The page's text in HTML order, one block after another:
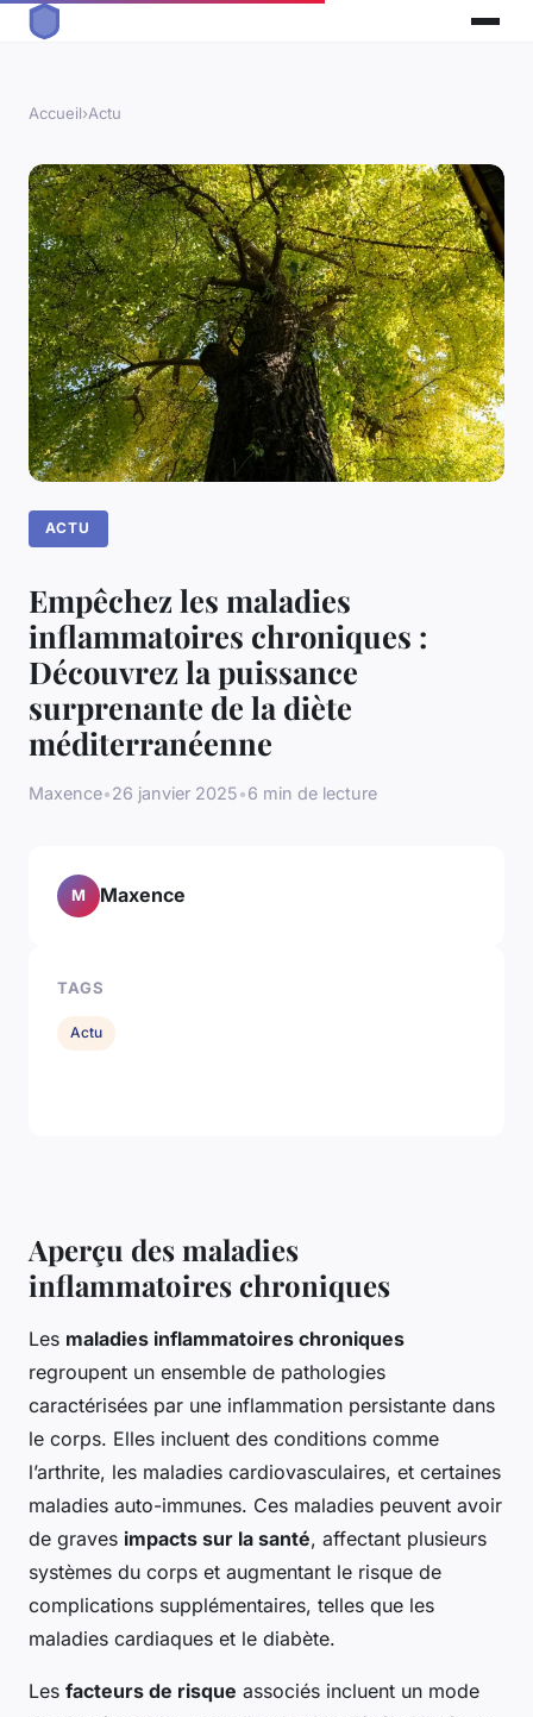
Accueil›Actu
ACTU
Empêchez les maladies
inflammatoires chroniques :
Découvrez la puissance
surprenante de la diète
méditerranéenne
Maxence•26 janvier 2025•6 min de lecture
Aperçu des maladies
inflammatoires chroniques
Les maladies inflammatoires chroniques
regroupent un ensemble de pathologies
caractérisées par une inflammation persistante dans
le corps. Elles incluent des conditions comme
l’arthrite, les maladies cardiovasculaires, et certaines
maladies auto-immunes. Ces maladies peuvent avoir
de graves impacts sur la santé, affectant plusieurs
systèmes du corps et augmentant le risque de
complications supplémentaires, telles que les
maladies cardiaques et le diabète.
Les facteurs de risque associés incluent un mode
M Maxence
TAGS
Actu